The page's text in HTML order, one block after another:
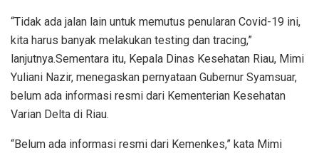
“Tidak ada jalan lain untuk memutus penularan Covid-19 ini,
kita harus banyak melakukan testing dan tracing,”
lanjutnya.Sementara itu, Kepala Dinas Kesehatan Riau, Mimi
Yuliani Nazir, menegaskan pernyataan Gubernur Syamsuar,
belum ada informasi resmi dari Kementerian Kesehatan
Varian Delta di Riau.
“Belum ada informasi resmi dari Kemenkes,” kata Mimi